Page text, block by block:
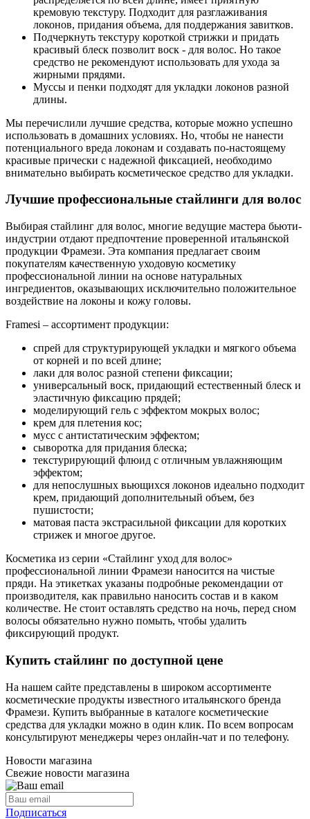
кремовую текстуру. Подходит для разглаживания
локонов, придания объема, для поддержания завитков.
Подчеркнуть текстуру короткой стрижки и придать
красивый блеск позволит воск - для волос. Но такое
средство не рекомендуют использовать для ухода за
жирными прядями.
Муссы и пенки подходят для укладки локонов разной
длины.
Мы перечислили лучшие средства, которые можно успешно
использовать в домашних условиях. Но, чтобы не нанести
потенциального вреда локонам и создавать по-настоящему
красивые прически с надежной фиксацией, необходимо
внимательно выбирать косметическое средство для укладки.
Лучшие профессиональные стайлинги для волос
Выбирая стайлинг для волос, многие ведущие мастера бьюти-
индустрии отдают предпочтение проверенной итальянской
продукции Фрамези. Эта компания предлагает своим
покупателям качественную уходовую косметику
профессиональной линии на основе натуральных
ингредиентов, оказывающих исключительно положительное
воздействие на локоны и кожу головы.
Framesi – ассортимент продукции:
спрей для структурирующей укладки и мягкого объема
от корней и по всей длине;
лаки для волос разной степени фиксации;
универсальный воск, придающий естественный блеск и
эластичную фиксацию прядей;
моделирующий гель с эффектом мокрых волос;
крем для плетения кос;
мусс с антистатическим эффектом;
сыворотка для придания блеска;
текстурирующий флюид с отличным увлажняющим
эффектом;
для непослушных вьющихся локонов идеально подходит
крем, придающий дополнительный объем, без
пушистости;
матовая паста экстрасильной фиксации для коротких
стрижек и многое другое.
Косметика из серии «Стайлинг уход для волос»
профессиональной линии Фрамези наносится на чистые
пряди. На этикетках указаны подробные рекомендации от
производителя, как правильно наносить состав и в каком
количестве. Не стоит оставлять средство на ночь, перед сном
волосы обязательно нужно помыть, чтобы удалить
фиксирующий продукт.
Купить стайлинг по доступной цене
На нашем сайте представлены в широком ассортименте
косметические продукты известного итальянского бренда
Фрамези. Купить выбранные в каталоге косметические
средства для укладки можно в один клик. По всем вопросам
консультируют менеджеры через онлайн-чат и по телефону.
Новости магазина
Свежие новости магазина
Подписаться